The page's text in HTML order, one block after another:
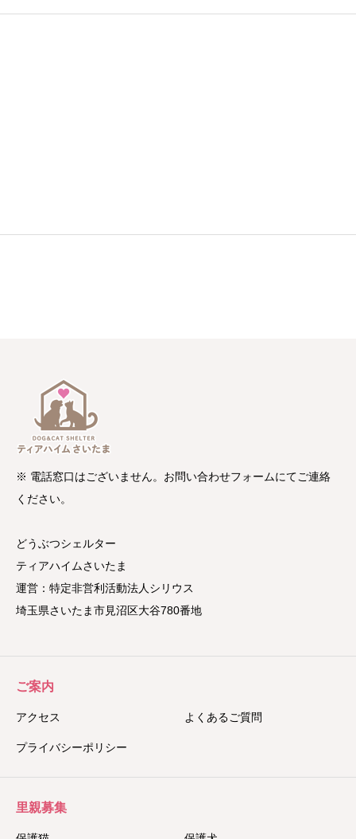
※ 電話窓口はございません。お問い合わせフォームにてご連絡
ください。
どうぶつシェルター
ティアハイムさいたま
運営：特定非営利活動法人シリウス
埼玉県さいたま市見沼区大谷780番地
ご案内
アクセス よくあるご質問
プライバシーポリシー
里親募集